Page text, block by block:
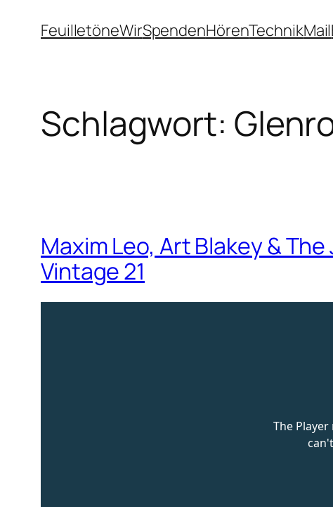
InhaltFeuilletöneWirSpendenHörenTechnikMail
Schlagwort:
Maxim Leo, Art Blakey &
Vintage 21